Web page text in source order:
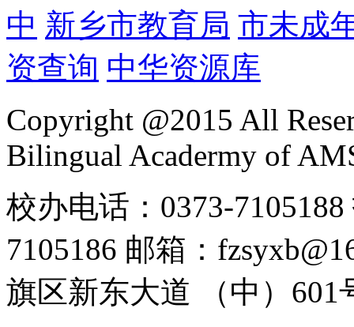
中 新乡市教育局 市未成
资查询 中华资源库
Copyright @2015 All
Bilingual Acadermy of
校办电话：0373-
7105186 邮箱：
旗区新东大道 （中）601